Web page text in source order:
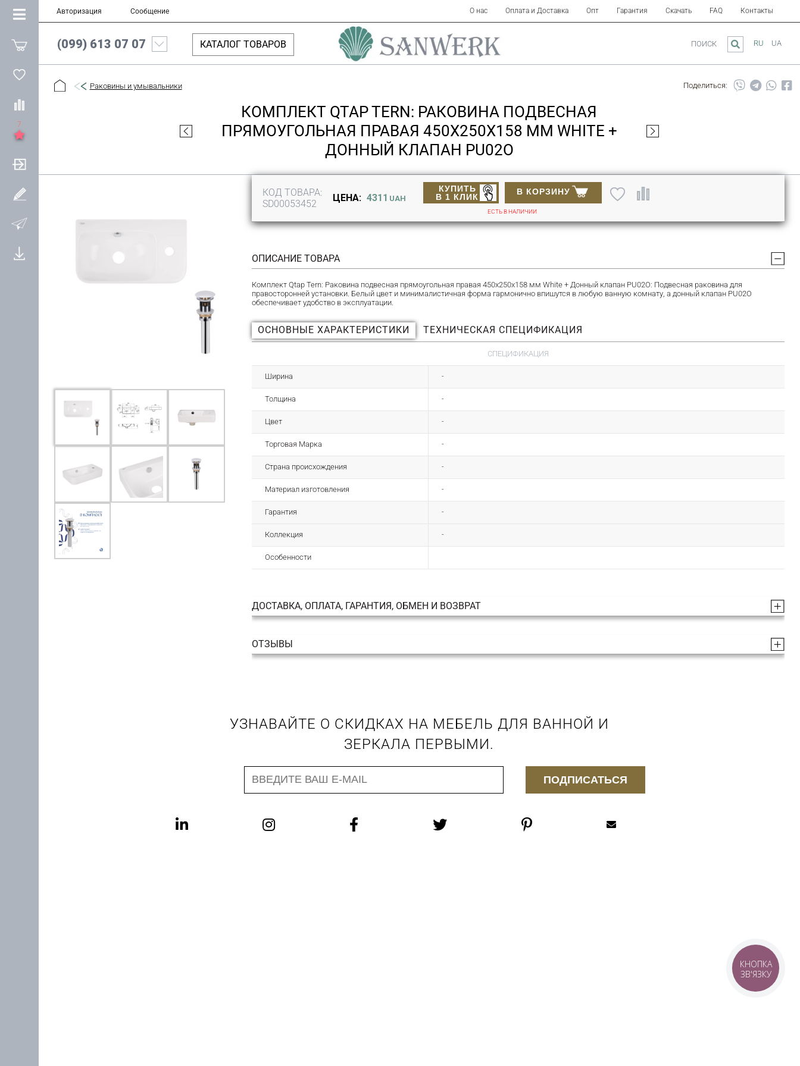
7
Авторизация Сообщение О нас Оплата и Доставка Опт Гарантия Скачать FAQ Контакты
КАТАЛОГ ТОВАРОВ
(099) 613 07 07 RU UA
ПОИСК
Раковины и умывальники Поделиться:
КОМПЛЕКТ QTAP TERN: РАКОВИНА ПОДВЕСНАЯ
ПРЯМОУГОЛЬНАЯ ПРАВАЯ 450Х250Х158 ММ WHITE +
ДОННЫЙ КЛАПАН PU02O
КОД ТОВАРА:
SD00053452
ЦЕНА: 4311 UAH
В КОРЗИНУ
КУПИТЬ
В 1 КЛИК
ЕСТЬ В НАЛИЧИИ
ОПИСАНИЕ ТОВАРА
Комплект Qtap Tern: Раковина подвесная прямоугольная правая 450х250х158 мм White + Донный клапан PU02O: Подвесная раковина для
правосторонней установки. Белый цвет и минималистичная форма гармонично впишутся в любую ванную комнату, а донный клапан PU02O
обеспечивает удобство в эксплуатации.
ОСНОВНЫЕ ХАРАКТЕРИСТИКИ ТЕХНИЧЕСКАЯ СПЕЦИФИКАЦИЯ
СПЕЦИФИКАЦИЯ
Ширина -
Толщина -
Цвет -
Торговая Марка -
Страна происхождения -
Материал изготовления -
Гарантия -
Коллекция -
Особенности
ДОСТАВКА, ОПЛАТА, ГАРАНТИЯ, ОБМЕН И ВОЗВРАТ
ОТЗЫВЫ
УЗНАВАЙТЕ О СКИДКАХ НА МЕБЕЛЬ ДЛЯ ВАННОЙ И
ЗЕРКАЛА ПЕРВЫМИ.
ПОДПИСАТЬСЯ
КНОПКА
ЗВ'ЯЗКУ